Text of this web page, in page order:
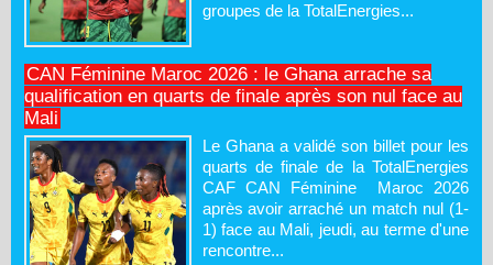
groupes de la TotalEnergies...
CAN Féminine Maroc 2026 : le Ghana arrache sa
qualification en quarts de finale après son nul face au
Mali
Le Ghana a validé son billet pour les
quarts de finale de la TotalEnergies
CAF CAN Féminine Maroc 2026
après avoir arraché un match nul (1-
1) face au Mali, jeudi, au terme d'une
rencontre...